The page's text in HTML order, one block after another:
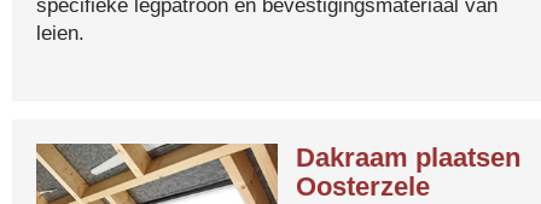
specifieke legpatroon en bevestigingsmateriaal van
leien.
Dakraam plaatsen
Oosterzele